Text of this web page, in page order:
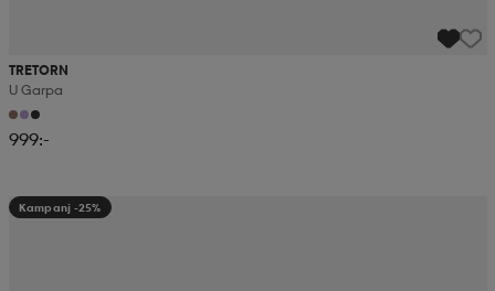
TRETORN
U Garpa
999:-
Kampanj -25%